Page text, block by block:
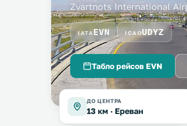
Zvartnots International
IATAEVN ICAOUDYZ
Табло рейсов EVN
ДО ЦЕНТРА
13 км · Ереван